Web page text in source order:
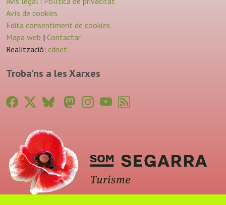
Avís de cookies
Edita consentiment de cookies
Mapa web | Contactar
Realització: cdnet
Troba'ns a les Xarxes